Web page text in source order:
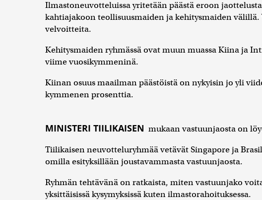
Ilmastoneuvotteluissa yritetään päästä eroon
kahtiajakoon teollisuusmaiden ja kehitysmaiden
velvoitteita.
Kehitysmaiden ryhmässä ovat muun muassa Kiina ja
viime vuosikymmeninä.
Kiinan osuus maailman päästöistä on nykyisin jo yli
kymmenen prosenttia.
MINISTERI TIILIKAISEN mukaan vastuunjaosta on
Tiilikaisen neuvotteluryhmää vetävät Singapore ja
omilla esityksillään joustavammasta vastuunjaosta.
Ryhmän tehtävänä on ratkaista, miten vastuunjako
yksittäisissä kysymyksissä kuten ilmastorahoituksessa.